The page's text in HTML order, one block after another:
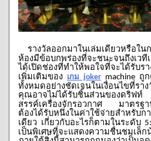
รางวัลออกมาในเล่มเดียวหรือใน
ห้องมีข้อบกพร่องที่จะชนะจนถึงเว
ได้เปิดช่องที่ทำให้พอใจที่จะได้รับร
เพิ่มเติมของ เกม joker machine ถู
ทั้งหมดอย่างชัดเจนในเงื่อนไขที่รา
คุณอาจไม่ได้รับชิ้นส่วนของดริฟท์
สรรค์เครื่องจักรอวกาศ
มาตรฐ
ต้องได้รับหนึ่งในค่าใช้จ่ายสำหรับ
เดียว เกี่ยวกับอะไรก็ตามในระดับ
เป็นพิเศษที่จะแสดงความชื่นชมเล็ก